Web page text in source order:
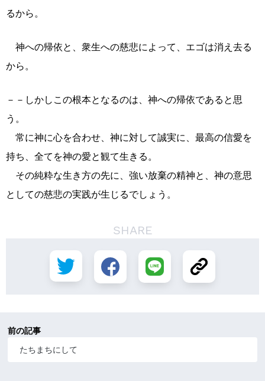
るから。
神への帰依と、衆生への慈悲によって、エゴは消え去る
から。
－－しかしこの根本となるのは、神への帰依であると思
う。
常に神に心を合わせ、神に対して誠実に、最高の信愛を
持ち、全てを神の愛と観て生きる。
その純粋な生き方の先に、強い放棄の精神と、神の意思
としての慈悲の実践が生じるでしょう。
SHARE
前の記事
たちまちにして